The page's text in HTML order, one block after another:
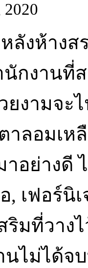
2020
หลังห้าง
นักงานที่
ยงามจะ
าลอมเห
อย่างดี
เฟอร์นิ
ริมที่วาง
นไม่ได้